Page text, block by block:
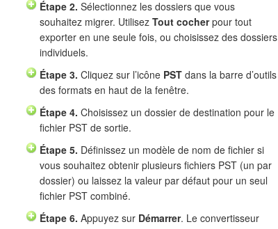
Étape 2. Sélectionnez les dossiers que vous
souhaitez migrer. Utilisez Tout cocherpour tout
exporter en une seule fois, ou choisissez des dossiers
individuels.
Étape 3. Cliquez sur l’icône PST dans la barre d’outils
des formats en haut de la fenêtre.
Étape 4. Choisissez un dossier de destination pour le
fichier PST de sortie.
Étape 5. Définissez un modèle de nom de fichier si
vous souhaitez obtenir plusieurs fichiers PST (un par
dossier) ou laissez la valeur par défaut pour un seul
fichier PST combiné.
Étape 6. Appuyez sur Démarrer. Le convertisseur